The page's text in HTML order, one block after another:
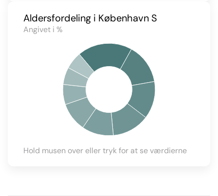
Aldersfordeling i København S
Angivet i %
Hold musen over eller tryk for at se værdierne